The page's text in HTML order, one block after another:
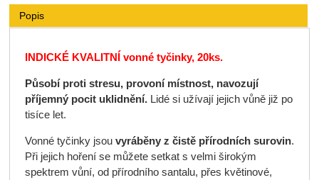
Popis
INDICKÉ KVALITNÍ vonné tyčinky, 20ks.
Působí proti stresu, provoní místnost,navozují
příjemný pocit uklidnění. Lidé si užívají jejich vůně již po
tisíce let.
Vonné tyčinky jsouvyráběny z čistě přírodních surovin.
Při jejich hoření se můžete setkat s velmi širokým
spektrem vůní, od přírodního santalu, přes květinové,